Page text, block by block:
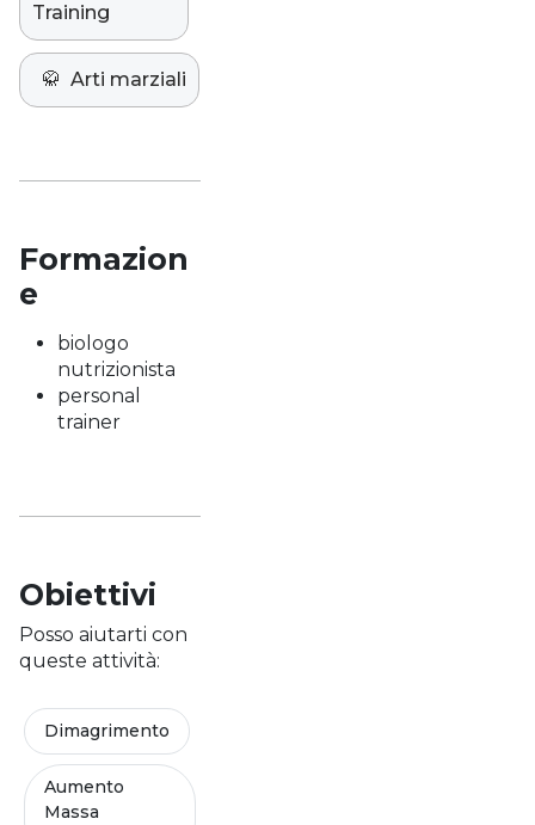
Training
🥋 Arti marziali
Formazion
e
biologo
nutrizionista
personal
trainer
Obiettivi
Posso aiutarti con
queste attività:
Dimagrimento
Aumento
Massa